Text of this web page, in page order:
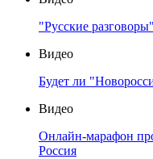
"Русские
Видео
Будет ли
Видео
Онлайн-марафон
Россия